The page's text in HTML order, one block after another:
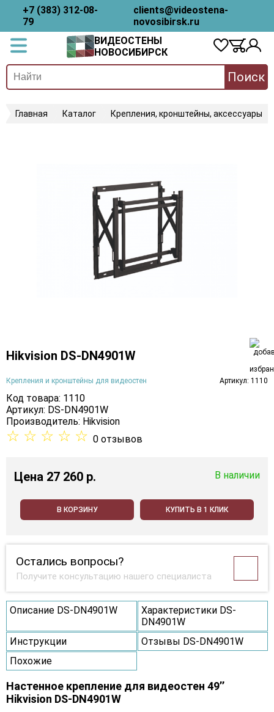
+7 (383) 312-08-
79
clients@videostena-
novosibirsk.ru
ВИДЕОСТЕНЫ
НОВОСИБИРСК
Поиск
Главная Каталог Крепления, кронштейны, аксессуары
Hikvision DS-DN4901W
Крепления и кронштейны для видеостен Артикул: 1110
Код товара: 1110
Артикул: DS-DN4901W
Производитель: Hikvision
☆ ☆ ☆ ☆ ☆ 0 отзывов
Цена 27 260 p. В наличии
В КОРЗИНУ КУПИТЬ В 1 КЛИК
Остались вопросы?
Получите консультацию нашего специалиста
Описание DS-DN4901W
Характеристики DS-
DN4901W
Инструкции
Отзывы DS-DN4901W
Похожие
Настенное крепление для видеостен 49’’
Hikvision DS-DN4901W